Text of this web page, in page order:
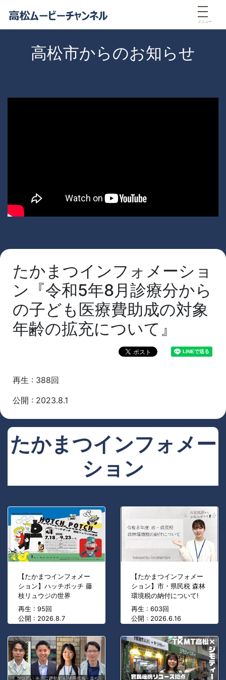
メニュー
高松市からのお知らせ
たかまつインフォメーショ
ン『令和5年8月診療分から
の子ども医療費助成の対象
年齢の拡充について』
再生 : 388回
公開 : 2023.8.1
たかまつインフォメー
ション
【たかまつインフォメー
ション】ハッチポッチ 藤
枝リュウジの世界
再生 : 95回
公開 : 2026.8.7
【たかまつインフォメー
ション】市・県民税 森林
環境税の納付について!
再生 : 603回
公開 : 2026.6.16